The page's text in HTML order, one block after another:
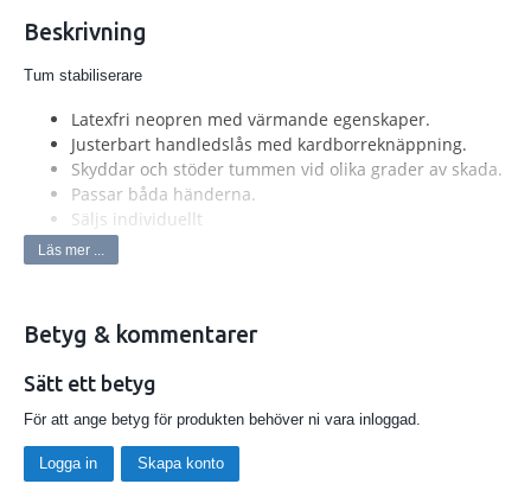
Beskrivning
Tum stabiliserare
Latexfri neopren med värmande egenskaper.
Justerbart handledslås med kardborreknäppning.
Skyddar och stöder tummen vid olika grader av skada.
Passar båda händerna.
Säljs individuellt
Material: 62 % nylon / 38 % spandex.
S/M ,L/XL
Läs mer ...
Betyg & kommentarer
Sätt ett betyg
För att ange betyg för produkten behöver ni vara inloggad.
Logga in Skapa konto